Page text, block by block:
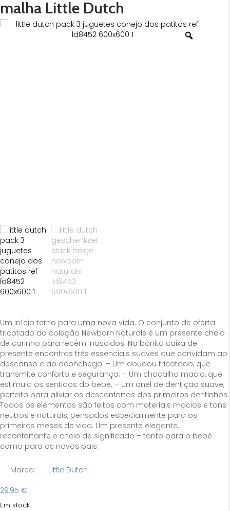
malha Little Dutch
Um início terno para uma nova vida. O conjunto de oferta
tricotado da coleção Newborn Naturals é um presente cheio
de carinho para recém-nascidos. Na bonita caixa de
presente encontras três essenciais suaves que convidam ao
descanso e ao aconchego: – Um doudou tricotado, que
transmite conforto e segurança; – Um chocalho macio, que
estimula os sentidos do bebé; – Um anel de dentição suave,
perfeito para aliviar os desconfortos dos primeiros dentinhos.
Todos os elementos são feitos com materiais macios e tons
neutros e naturais, pensados especialmente para os
primeiros meses de vida. Um presente elegante,
reconfortante e cheio de significado – tanto para o bebé
como para os novos pais.
Marca:
Little Dutch
29,95 €
Em stock